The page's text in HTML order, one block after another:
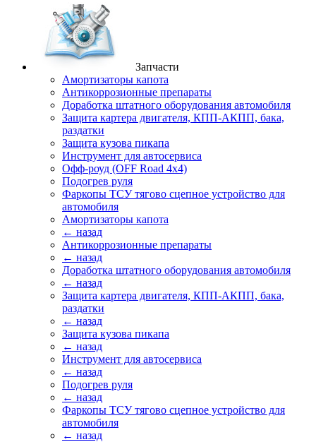
Запчасти
Амортизаторы капота
Антикоррозионные препараты
Доработка штатного оборудования автомобиля
Защита картера двигателя, КПП-АКПП, бака,
раздатки
Защита кузова пикапа
Инструмент для автосервиса
Офф-роуд (OFF Road 4x4)
Подогрев руля
Фаркопы ТСУ тягово сцепное устройство для
автомобиля
Амортизаторы капота
← назад
Антикоррозионные препараты
← назад
Доработка штатного оборудования автомобиля
← назад
Защита картера двигателя, КПП-АКПП, бака,
раздатки
← назад
Защита кузова пикапа
← назад
Инструмент для автосервиса
← назад
Подогрев руля
← назад
Фаркопы ТСУ тягово сцепное устройство для
автомобиля
← назад